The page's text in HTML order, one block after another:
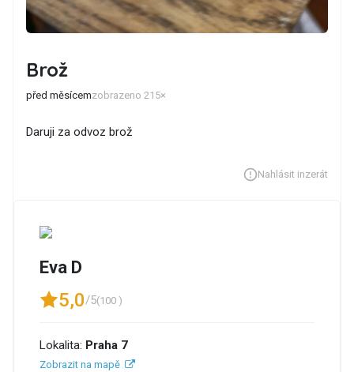
Brož
před měsícemzobrazeno 215×
Daruji za odvoz brož
Nahlásit inzerát
Eva D
5,0/5(100 )
Lokalita: Praha 7
Zobrazit na mapě